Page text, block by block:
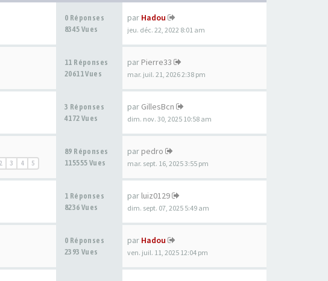
0 Réponses
8345 Vues
par Hadou
jeu. déc. 22, 2022 8:01 am
11 Réponses
20611 Vues
par Pierre33
mar. juil. 21, 2026 2:38 pm
3 Réponses
4172 Vues
par GillesBcn
dim. nov. 30, 2025 10:58 am
2 3 4 5
89 Réponses
115555 Vues
par pedro
mar. sept. 16, 2025 3:55 pm
1 Réponses
8236 Vues
par luiz0129
dim. sept. 07, 2025 5:49 am
0 Réponses
2393 Vues
par Hadou
ven. juil. 11, 2025 12:04 pm